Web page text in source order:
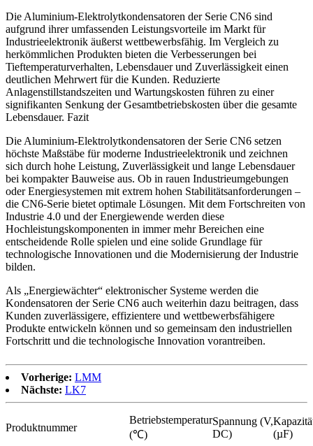
Die Aluminium-Elektrolytkondensatoren der Serie CN6 sind
aufgrund ihrer umfassenden Leistungsvorteile im Markt für
Industrieelektronik äußerst wettbewerbsfähig. Im Vergleich zu
herkömmlichen Produkten bieten die Verbesserungen bei
Tieftemperaturverhalten, Lebensdauer und Zuverlässigkeit einen
deutlichen Mehrwert für die Kunden. Reduzierte
Anlagenstillstandszeiten und Wartungskosten führen zu einer
signifikanten Senkung der Gesamtbetriebskosten über die gesamte
Lebensdauer. Fazit
Die Aluminium-Elektrolytkondensatoren der Serie CN6 setzen
höchste Maßstäbe für moderne Industrieelektronik und zeichnen
sich durch hohe Leistung, Zuverlässigkeit und lange Lebensdauer
bei kompakter Bauweise aus. Ob in rauen Industrieumgebungen
oder Energiesystemen mit extrem hohen Stabilitätsanforderungen –
die CN6-Serie bietet optimale Lösungen. Mit dem Fortschreiten von
Industrie 4.0 und der Energiewende werden diese
Hochleistungskomponenten in immer mehr Bereichen eine
entscheidende Rolle spielen und eine solide Grundlage für
technologische Innovationen und die Modernisierung der Industrie
bilden.
Als „Energiewächter“ elektronischer Systeme werden die
Kondensatoren der Serie CN6 auch weiterhin dazu beitragen, dass
Kunden zuverlässigere, effizientere und wettbewerbsfähigere
Produkte entwickeln können und so gemeinsam den industriellen
Fortschritt und die technologische Innovation vorantreiben.
Vorherige: LMM
Nächste: LK7
Produktnummer
Betriebstemperatur
(℃)
Spannung (V,
DC)
(µF)